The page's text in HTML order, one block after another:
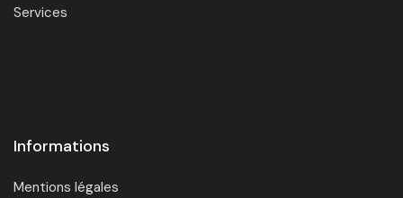
Services
Informations
Mentions légales